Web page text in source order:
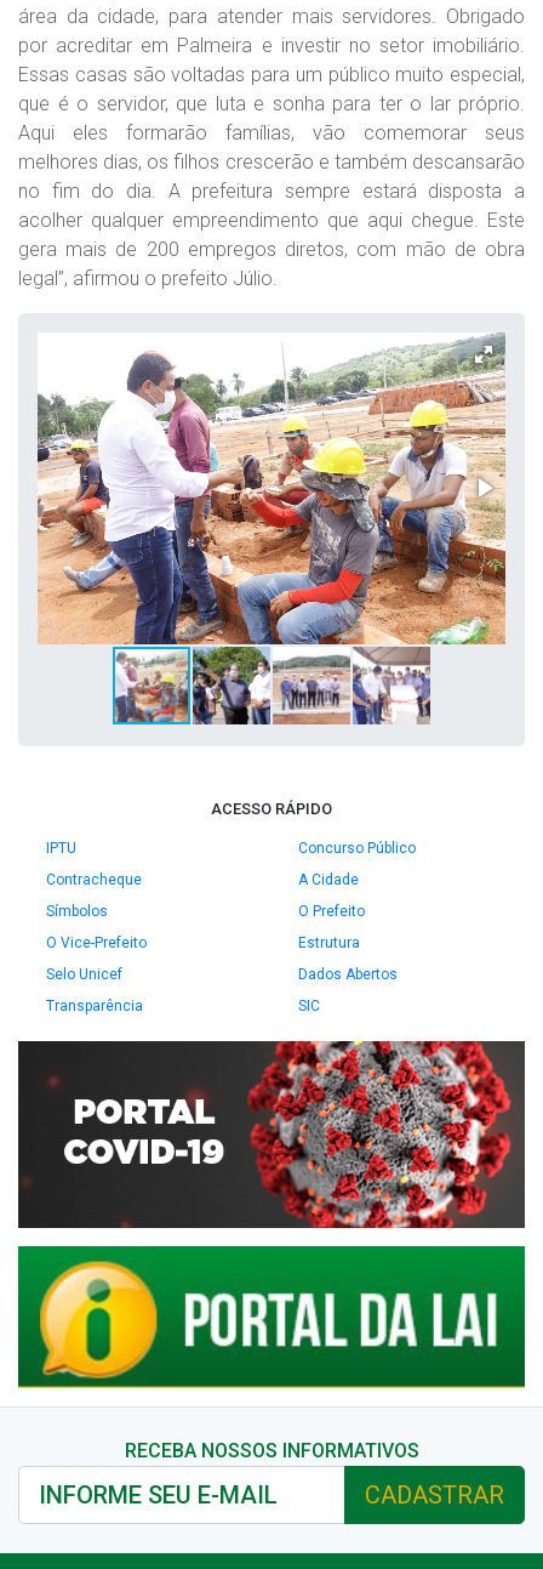
área da cidade, para atender mais servidores. Obrigado
por acreditar em Palmeira e investir no setor imobiliário.
Essas casas são voltadas para um público muito especial,
que é o servidor, que luta e sonha para ter o lar próprio.
Aqui eles formarão famílias, vão comemorar seus
melhores dias, os filhos crescerão e também descansarão
no fim do dia. A prefeitura sempre estará disposta a
acolher qualquer empreendimento que aqui chegue. Este
gera mais de 200 empregos diretos, com mão de obra
legal”, afirmou o prefeito Júlio.
ACESSO RÁPIDO
IPTU
Concurso Público
Contracheque
A Cidade
Símbolos
O Prefeito
O Vice-Prefeito
Estrutura
Selo Unicef
Dados Abertos
Transparência
SIC
RECEBA NOSSOS INFORMATIVOS
CADASTRAR